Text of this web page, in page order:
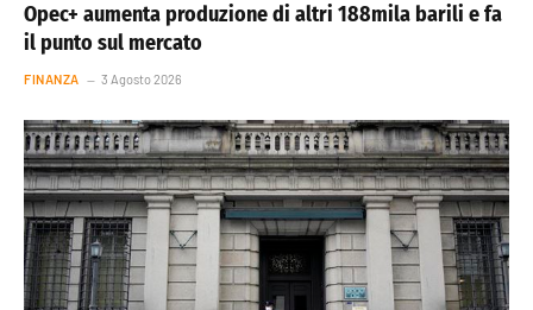
Opec+ aumenta produzione di altri 188mila barili e fa
il punto sul mercato
FINANZA 3 Agosto 2026